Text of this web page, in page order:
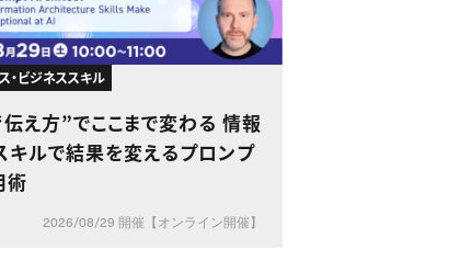
・ビジネススキル
え方”でここまで変わる 情報
キルで結果を変えるプロンプ
術
2026/08/29 開催【オンライン開催】